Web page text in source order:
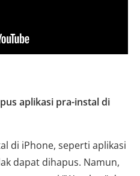
aplikasi pra-instal di
di iPhone, seperti aplikasi
dapat dihapus. Namun,